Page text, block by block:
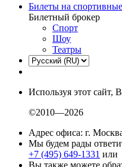
Билеты на
Билетный брокер
Спорт
Шоу
Театры
Используя этот сайт,
©2010—2026
Адрес офиса: г.
Мы будем рады
+7 (495) 649-1331 или
Вы также можете